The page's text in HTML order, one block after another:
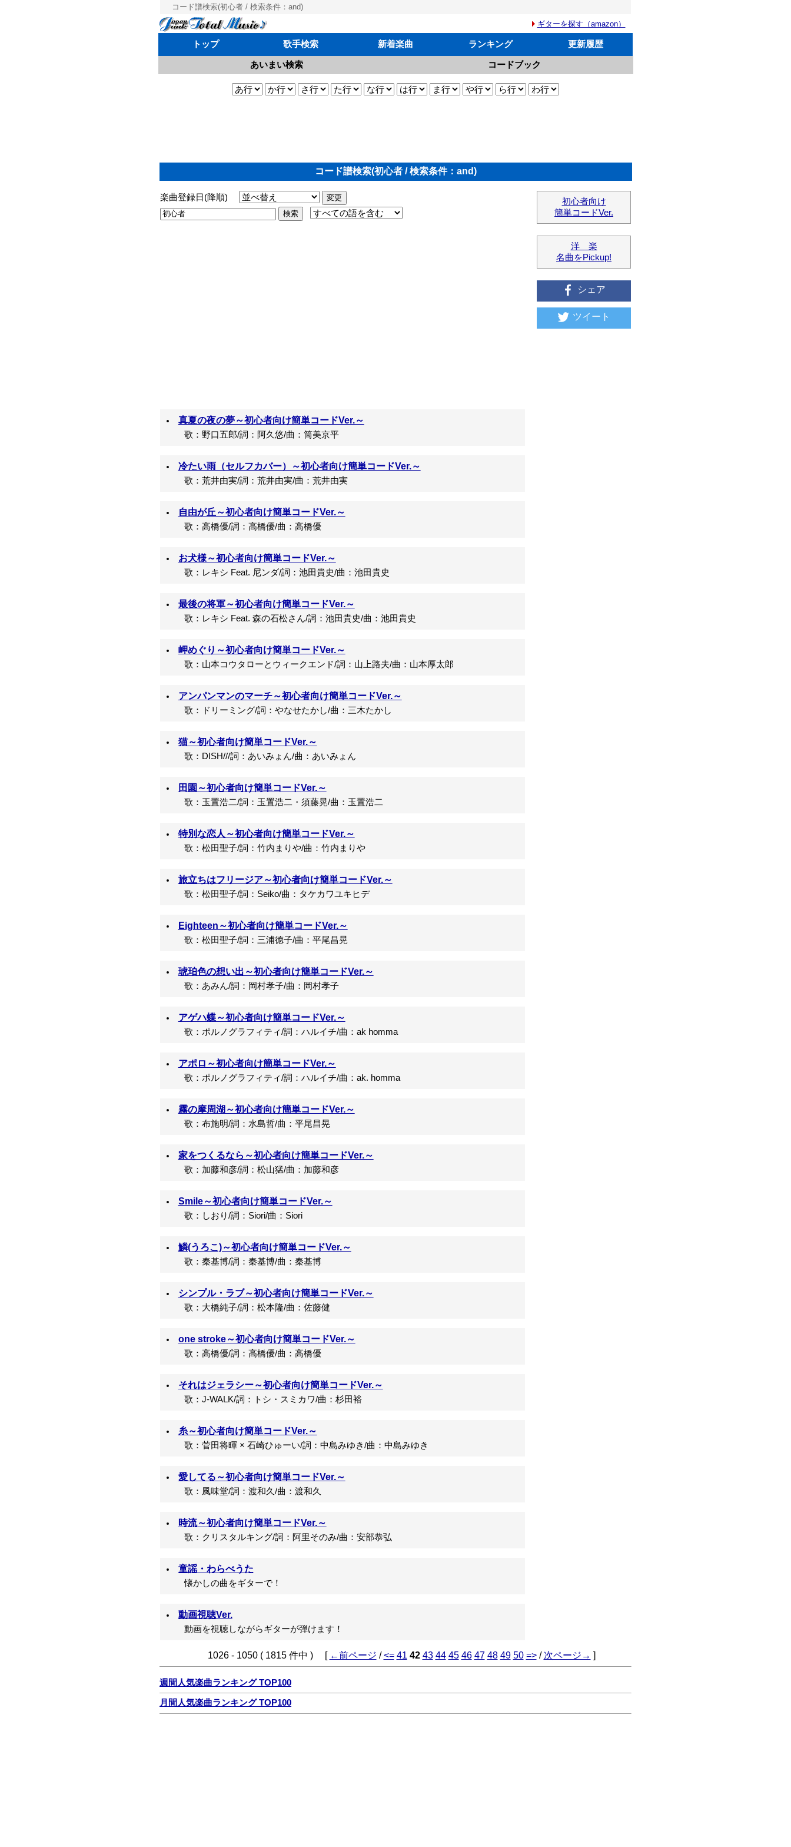
コード譜検索(初心者 / 検索条件：and)
ギターを探す（amazon）
トップ 歌手検索 新着楽曲 ランキング 更新履歴
あいまい検索 コードブック
コード譜検索(初心者 / 検索条件：and)
楽曲登録日(降順)
真夏の夜の夢～初心者向け簡単コードVer.～
歌：野口五郎/詞：阿久悠/曲：筒美京平
冷たい雨（セルフカバー）～初心者向け簡単コードVer.～
歌：荒井由実/詞：荒井由実/曲：荒井由実
自由が丘～初心者向け簡単コードVer.～
歌：高橋優/詞：高橋優/曲：高橋優
お犬様～初心者向け簡単コードVer.～
歌：レキシ Feat. 尼ンダ/詞：池田貴史/曲：池田貴史
最後の将軍～初心者向け簡単コードVer.～
歌：レキシ Feat. 森の石松さん/詞：池田貴史/曲：池田貴史
岬めぐり～初心者向け簡単コードVer.～
歌：山本コウタローとウィークエンド/詞：山上路夫/曲：山本厚太郎
アンパンマンのマーチ～初心者向け簡単コードVer.～
歌：ドリーミング/詞：やなせたかし/曲：三木たかし
猫～初心者向け簡単コードVer.～
歌：DISH///詞：あいみょん/曲：あいみょん
田園～初心者向け簡単コードVer.～
歌：玉置浩二/詞：玉置浩二・須藤晃/曲：玉置浩二
特別な恋人～初心者向け簡単コードVer.～
歌：松田聖子/詞：竹内まりや/曲：竹内まりや
旅立ちはフリージア～初心者向け簡単コードVer.～
歌：松田聖子/詞：Seiko/曲：タケカワユキヒデ
Eighteen～初心者向け簡単コードVer.～
歌：松田聖子/詞：三浦徳子/曲：平尾昌晃
琥珀色の想い出～初心者向け簡単コードVer.～
歌：あみん/詞：岡村孝子/曲：岡村孝子
アゲハ蝶～初心者向け簡単コードVer.～
歌：ポルノグラフィティ/詞：ハルイチ/曲：ak homma
アポロ～初心者向け簡単コードVer.～
歌：ポルノグラフィティ/詞：ハルイチ/曲：ak. homma
霧の摩周湖～初心者向け簡単コードVer.～
歌：布施明/詞：水島哲/曲：平尾昌晃
家をつくるなら～初心者向け簡単コードVer.～
歌：加藤和彦/詞：松山猛/曲：加藤和彦
Smile～初心者向け簡単コードVer.～
歌：しおり/詞：Siori/曲：Siori
鱗(うろこ)～初心者向け簡単コードVer.～
歌：秦基博/詞：秦基博/曲：秦基博
シンプル・ラブ～初心者向け簡単コードVer.～
歌：大橋純子/詞：松本隆/曲：佐藤健
one stroke～初心者向け簡単コードVer.～
歌：高橋優/詞：高橋優/曲：高橋優
それはジェラシー～初心者向け簡単コードVer.～
歌：J-WALK/詞：トシ・スミカワ/曲：杉田裕
糸～初心者向け簡単コードVer.～
歌：菅田将暉 × 石崎ひゅーい/詞：中島みゆき/曲：中島みゆき
愛してる～初心者向け簡単コードVer.～
歌：風味堂/詞：渡和久/曲：渡和久
時流～初心者向け簡単コードVer.～
歌：クリスタルキング/詞：阿里そのみ/曲：安部恭弘
童謡・わらべうた
懐かしの曲をギターで！
動画視聴Ver.
動画を視聴しながらギターが弾けます！
初心者向け
簡単コードVer.
洋 楽
名曲をPickup!
シェア
ツイート
1026 - 1050 ( 1815 件中 ) [ ←前ページ /<= 41 42 43 44 45 46 47 48 49 50 =>/ 次ページ→ ]
週間人気楽曲ランキング TOP100
月間人気楽曲ランキング TOP100